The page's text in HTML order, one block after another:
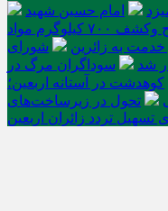
امام حسین شهید
هلاکت چهار شرور مسلح وکشف ۷۰۰ کیلوگرم مواد
به زائرین
شورای
شد
سوداگران مرگ در
کوهدشت در آستانه اربعین؛
تحول در زیرساخت‌های
تردد زائران اربعین